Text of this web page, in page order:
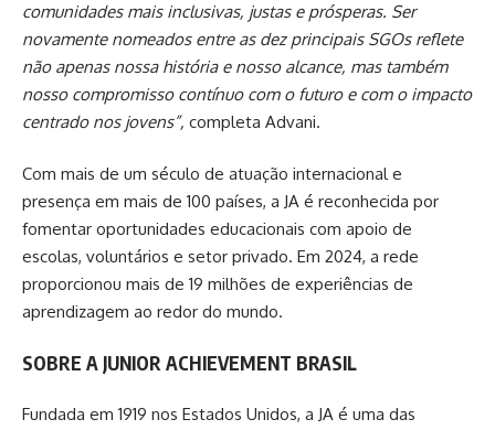
comunidades mais inclusivas, justas e prósperas. Ser
novamente nomeados entre as dez principais SGOs reflete
não apenas nossa história e nosso alcance, mas também
nosso compromisso contínuo com o futuro e com o impacto
centrado nos jovens”, completa Advani.
Com mais de um século de atuação internacional e
presença em mais de 100 países, a JA é reconhecida por
fomentar oportunidades educacionais com apoio de
escolas, voluntários e setor privado. Em 2024, a rede
proporcionou mais de 19 milhões de experiências de
aprendizagem ao redor do mundo.
SOBRE A JUNIOR ACHIEVEMENT BRASIL
Fundada em 1919 nos Estados Unidos, a JA é uma das